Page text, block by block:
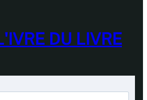
DU LIVRE